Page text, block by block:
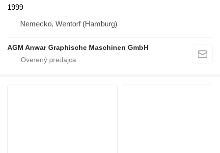
1999
Nemecko, Wentorf (Hamburg)
AGM Anwar Graphische Maschinen GmbH